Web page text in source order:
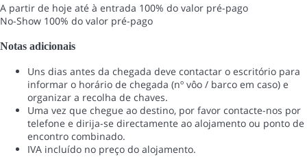
A partir de hoje até à entrada 100% do valor pré-pago
No-Show 100% do valor pré-pago
Notas adicionais
Uns dias antes da chegada deve contactar o escritório para
informar o horário de chegada (nº vôo / barco em caso) e
organizar a recolha de chaves.
Uma vez que chegue ao destino, por favor contacte-nos por
telefone e dirija-se directamente ao alojamento ou ponto de
encontro combinado.
IVA incluído no preço do alojamento.